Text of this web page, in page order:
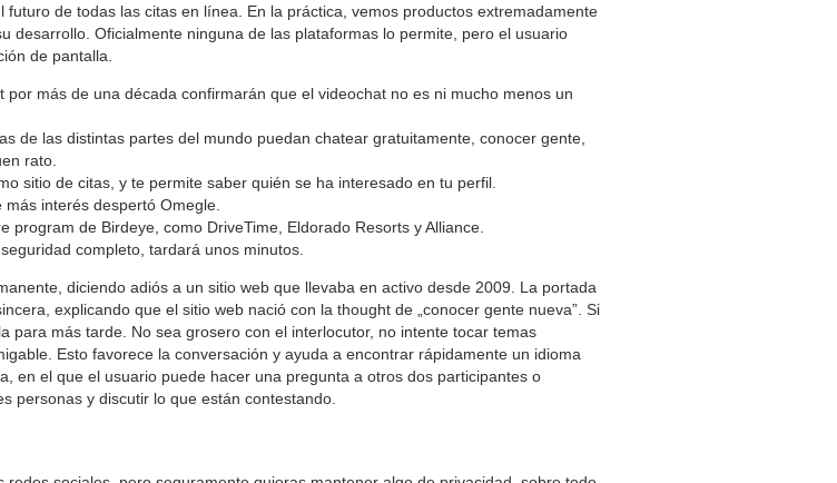
de todas las citas en línea. En la práctica, vemos productos extremadamente
desarrollo. Oficialmente ninguna de las plataformas lo permite, pero el usuario
de pantalla.
más de una década confirmarán que el videochat no es ni mucho menos un
de las distintas partes del mundo puedan chatear gratuitamente, conocer gente,
rato.
sitio de citas, y te permite saber quién se ha interesado en tu perfil.
interés despertó Omegle.
de Birdeye, como DriveTime, Eldorado Resorts y Alliance.
completo, tardará unos minutos.
diciendo adiós a un sitio web que llevaba en activo desde 2009. La portada
explicando que el sitio web nació con la thought de „conocer gente nueva”. Si
para más tarde. No sea grosero con el interlocutor, no intente tocar temas
Esto favorece la conversación y ayuda a encontrar rápidamente un idioma
en el que el usuario puede hacer una pregunta a otros dos participantes o
personas y discutir lo que están contestando.